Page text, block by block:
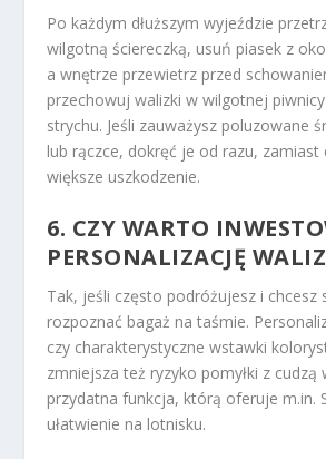
Po każdym dłuższym wyjeździe
wilgotną ściereczką, usuń piasek z
a wnętrze przewietrz przed
przechowuj walizki w wilgotnej
strychu. Jeśli zauważysz poluzowane
lub rączce, dokręć je od razu, zamiast
większe uszkodzenie.
6. CZY WARTO
PERSONALIZACJĘ
Tak, jeśli często podróżujesz i chcesz
rozpoznać bagaż na taśmie.
czy charakterystyczne wstawki
zmniejsza też ryzyko pomyłki z cudzą
przydatna funkcja, którą oferuje m.in.
ułatwienie na lotnisku.